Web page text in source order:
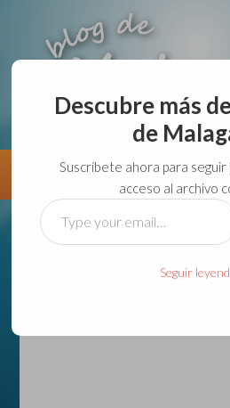
aunque lo haga de
Información
Descubre más
de
Suscríbete ahora para
acceso al archivo
Type
your
Seguir